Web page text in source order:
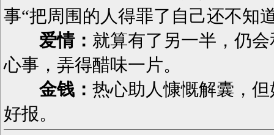
事“把周围的人得罪了自己还不知
爱情： 就算有了另一半，仍
心事，弄得醋味一片。
金钱： 热心助人慷慨解囊，
好报。